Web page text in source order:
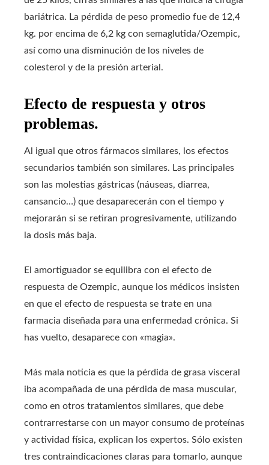
bariátrica. La pérdida de peso promedio fue de 12,4
kg. por encima de 6,2 kg con semaglutida/Ozempic,
así como una disminución de los niveles de
colesterol y de la presión arterial.
Efecto de respuesta y otros
problemas.
Al igual que otros fármacos similares, los efectos
secundarios también son similares. Las principales
son las molestias gástricas (náuseas, diarrea,
cansancio…) que desaparecerán con el tiempo y
mejorarán si se retiran progresivamente, utilizando
la dosis más baja.
El amortiguador se equilibra con el efecto de
respuesta de Ozempic, aunque los médicos insisten
en que el efecto de respuesta se trate en una
farmacia diseñada para una enfermedad crónica. Si
has vuelto, desaparece con «magia».
Más mala noticia es que la pérdida de grasa visceral
iba acompañada de una pérdida de masa muscular,
como en otros tratamientos similares, que debe
contrarrestarse con un mayor consumo de proteínas
y actividad física, explican los expertos. Sólo existen
tres contraindicaciones claras para tomarlo, aunque